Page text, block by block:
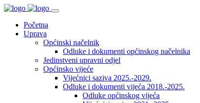
Početna
Uprava
Općinski načelnik
Odluke i dokumenti općinskog načelnika
Jedinstveni upravni odjel
Općinsko vijeće
Vijećnici saziva 2025.-2029.
Odluke i dokumenti vijeća 2018.-2025.
Odluke općinskog vijeća